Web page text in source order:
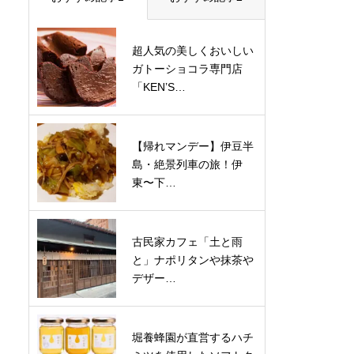
超人気の美しくおいしい
ガトーショコラ専門店
「KEN’S…
【帰れマンデー】伊豆半
島・絶景列車の旅！伊
東〜下…
古民家カフェ「土と雨
と」ナポリタンや抹茶や
デザー…
堀養蜂園が直営するハチ